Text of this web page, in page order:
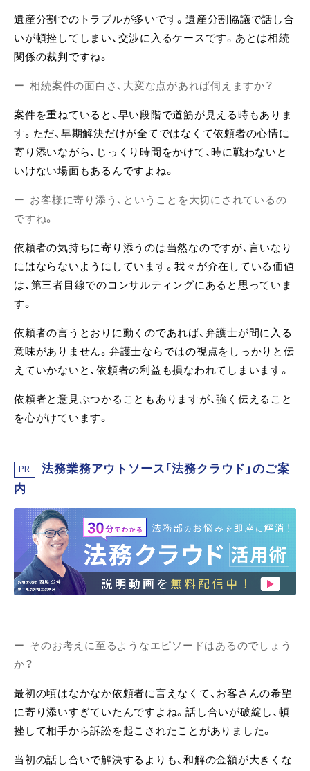
遺産分割でのトラブルが多いです。遺産分割協議で話し合
いが頓挫してしまい、交渉に入るケースです。あとは相続
関係の裁判ですね。
相続案件の面白さ、大変な点があれば伺えますか？
案件を重ねていると、早い段階で道筋が見える時もありま
す。ただ、早期解決だけが全てではなくて依頼者の心情に
寄り添いながら、じっくり時間をかけて、時に戦わないと
いけない場面もあるんですよね。
お客様に寄り添う、ということを大切にされているの
ですね。
依頼者の気持ちに寄り添うのは当然なのですが、言いなり
にはならないようにしています。我々が介在している価値
は、第三者目線でのコンサルティングにあると思っていま
す。
依頼者の言うとおりに動くのであれば、弁護士が間に入る
意味がありません。弁護士ならではの視点をしっかりと伝
えていかないと、依頼者の利益も損なわれてしまいます。
依頼者と意見ぶつかることもありますが、強く伝えること
を心がけています。
PR
法務業務アウトソース「法務クラウド」のご案
内
そのお考えに至るようなエピソードはあるのでしょう
か？
最初の頃はなかなか依頼者に言えなくて、お客さんの希望
に寄り添いすぎていたんですよね。話し合いが破綻し、頓
挫して相手から訴訟を起こされたことがありました。
当初の話し合いで解決するよりも、和解の金額が大きくな